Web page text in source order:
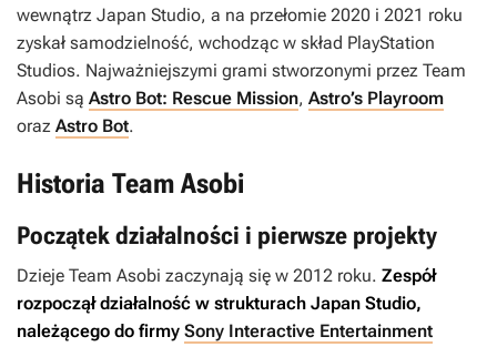
wewnątrz Japan Studio, a na przełomie 2020 i 2021 roku
zyskał samodzielność, wchodząc w skład PlayStation
Studios. Najważniejszymi grami stworzonymi przez Team
Asobi są Astro Bot: Rescue Mission, Astro’s Playroom
oraz Astro Bot.
Historia Team Asobi
Początek działalności i pierwsze projekty
Dzieje Team Asobi zaczynają się w 2012 roku. Zespół
rozpoczął działalność w strukturach Japan Studio,
należącego do firmy Sony Interactive Entertainment